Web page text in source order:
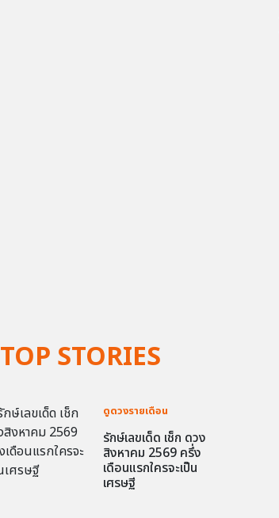
TOP STORIES
ดูดวงรายเดือน
รักษ์เลขเด็ด เช็ก ดวง
สิงหาคม 2569 ครึ่ง
เดือนแรกใครจะเป็น
เศรษฐี